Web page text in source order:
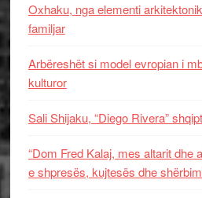
Oxhaku, nga elementi
familjar
Arbëreshët si model evropian i
kulturor
Sali Shijaku, “Diego Rivera”
“Dom Fred Kalaj, mes altarit dhe
e shpresës, kujtesës dhe